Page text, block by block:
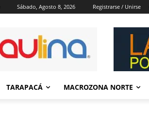
Sábado, Agosto 8, 2026 Registrarse / Unirse
TARAPACÁ MACROZONA NORTE